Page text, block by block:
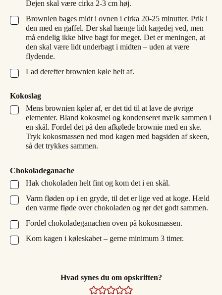
Dejen skal være cirka 2-3 cm høj.
▢
Brownien bages midt i ovnen i cirka 20-25 minutter. Prik i
den med en gaffel. Der skal hænge lidt kagedej ved, men
må endelig ikke blive bagt for meget. Det er meningen, at
den skal være lidt underbagt i midten – uden at være
flydende.
▢
Lad derefter brownien køle helt af.
Kokoslag
▢
Mens brownien køler af, er det tid til at lave de øvrige
elementer. Bland kokosmel og kondenseret mælk sammen i
en skål. Fordel det på den afkølede brownie med en ske.
Tryk kokosmassen ned mod kagen med bagsiden af skeen,
så det trykkes sammen.
Chokoladeganache
▢
Hak chokoladen helt fint og kom det i en skål.
▢
Varm fløden op i en gryde, til det er lige ved at koge. Hæld
den varme fløde over chokoladen og rør det godt sammen.
▢
Fordel chokoladeganachen oven på kokosmassen.
▢
Kom kagen i køleskabet – gerne minimum 3 timer.
Hvad synes du om opskriften?